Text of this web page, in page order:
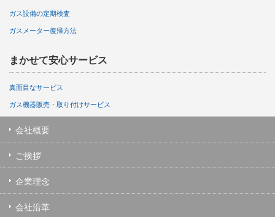
ガス設備の定期検査
ガスメーター復帰方法
まかせて安心サービス
真面目なサービス
ガス機器販売・取り付けサービス
会社概要
ご挨拶
企業理念
会社沿革